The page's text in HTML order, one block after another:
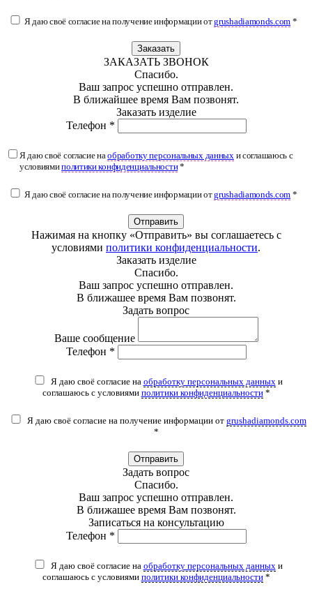
Я даю своё согласие на получение информации отgrushadiamonds.com *
Заказать
ЗАКАЗАТЬ ЗВОНОК
Спасибо.
Ваш запрос успешно отправлен.
В ближайшее время Вам позвонят.
Заказать изделие
Телефон *
Я даю своё согласие наобработку персональных данныхи соглашаюсь с
условиямиполитики конфиденциальности*
Я даю своё согласие на получение информации отgrushadiamonds.com *
Отправить
Нажимая на кнопку «Отправить» вы соглашаетесь с
условиями политики конфиденциальности.
Заказать изделие
Спасибо.
Ваш запрос успешно отправлен.
В ближашее время Вам позвонят.
Задать вопрос
Ваше сообщение
Телефон *
Я даю своё согласие на обработку персональных данныхи
соглашаюсь с условиями политики конфиденциальности*
Я даю своё согласие на получение информации от grushadiamonds.com
*
Отправить
Задать вопрос
Спасибо.
Ваш запрос успешно отправлен.
В ближашее время Вам позвонят.
Записаться на консультацию
Телефон *
Я даю своё согласие на обработку персональных данныхи
соглашаюсь с условиями политики конфиденциальности*